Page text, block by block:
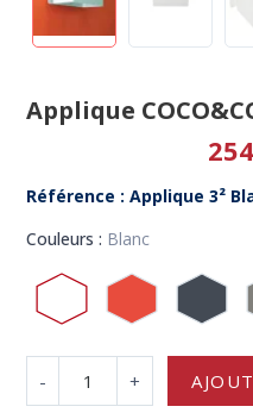
Applique
Référence : Applique 3²
Couleurs : Blanc
- +